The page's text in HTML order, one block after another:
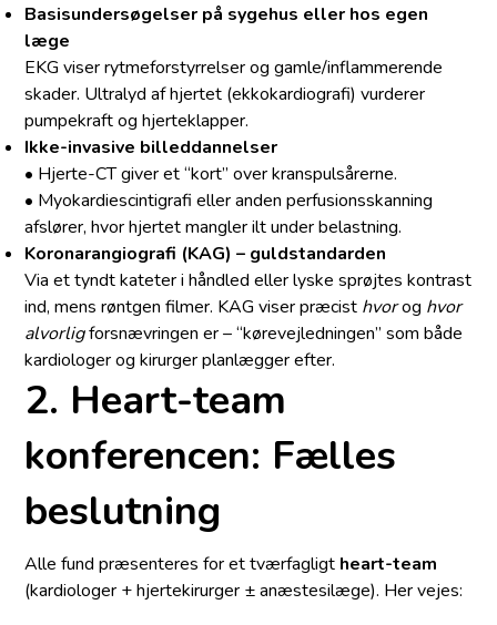
Basisundersøgelser på sygehus eller hos egen
læge
EKG viser rytmeforstyrrelser og gamle/inflammerende
skader. Ultralyd af hjertet (ekkokardiografi) vurderer
pumpekraft og hjerteklapper.
Ikke-invasive billeddannelser
• Hjerte-CT giver et “kort” over kranspulsårerne.
• Myokardiescintigrafi eller anden perfusionsskanning
afslører, hvor hjertet mangler ilt under belastning.
Koronarangiografi (KAG) – guldstandarden
Via et tyndt kateter i håndled eller lyske sprøjtes kontrast
ind, mens røntgen filmer. KAG viser præcist hvorog hvor
alvorligforsnævringen er – “kørevejledningen” som både
kardiologer og kirurger planlægger efter.
2. Heart-team
konferencen: Fælles
beslutning
Alle fund præsenteres for et tværfagligt heart-team
(kardiologer + hjertekirurger ± anæstesilæge). Her vejes: